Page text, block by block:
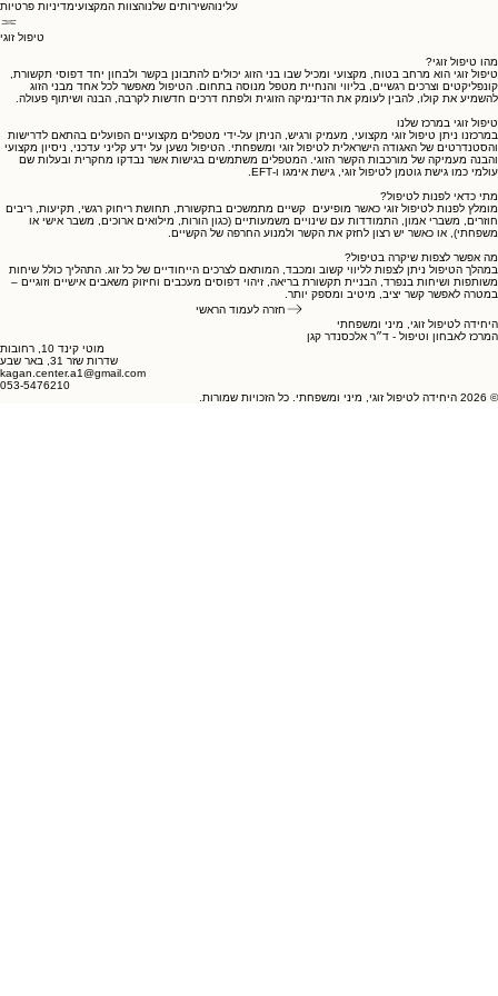
מדיניות פרטיותהצוות המקצועיהשירותים שלנועלינו
טיפול זוגי
מהו טיפול זוגי?
טיפול זוגי הוא מרחב בטוח, מקצועי ומכיל שבו בני הזוג יכולים להתבונן בקשר ולבחון יחד דפוסי תקשורת,
קונפליקטים וצרכים רגשיים, בליווי והנחיית מטפל מנוסה בתחום. הטיפול מאפשר לכל אחד מבני הזוג
להשמיע את קולו, להבין לעומק את הדינמיקה הזוגית ולפתח דרכים חדשות לקרבה, הבנה ושיתוף פעולה.
טיפול זוגי במרכז שלנו
במרכזנו ניתן טיפול זוגי מקצועי, מעמיק ורגיש, הניתן על-ידי מטפלים מקצועיים הפועלים בהתאם לדרישות
והסטנדרטים של האגודה הישראלית לטיפול זוגי ומשפחתי. הטיפול נשען על ידע קליני עדכני, ניסיון מקצועי
והבנה מעמיקה של מורכבות הקשר הזוגי. המטפלים משתמשים בגישות אשר נבדקו מחקרית ובעלות שם
עולמי כמו גישת גוטמן לטיפול זוגי, גישת אימגו ו-EFT.
מתי כדאי לפנות לטיפול?
מומלץ לפנות לטיפול זוגי כאשר מופיעים קשיים מתמשכים בתקשורת, תחושת ריחוק רגשי, תקיעות, ריבים
חוזרים, משברי אמון, התמודדות עם שינויים משמעותיים (כגון הורות, מילואים ארוכים, משבר אישי או
משפחתי), או כאשר יש רצון לחזק את הקשר ולמנוע החרפה של הקשיים.
מה אפשר לצפות שיקרה בטיפול?
במהלך הטיפול ניתן לצפות לליווי קשוב ומכבד, המותאם לצרכים הייחודיים של כל זוג. התהליך כולל שיחות
משותפות ושיחות בנפרד, הבניית תקשורת בריאה, זיהוי דפוסים מעכבים וחיזוק משאבים אישיים וזוגיים –
במטרה לאפשר קשר יציב, מיטיב ומספק יותר.
חזרה לעמוד הראשי
היחידה לטיפול זוגי, מיני ומשפחתי
המרכז לאבחון וטיפול - ד״ר אלכסנדר קגן
מוטי קינד 10, רחובות
שדרות שזר 31, באר שבע
kagan.center.a1@gmail.com
053-5476210
© 2026 היחידה לטיפול זוגי, מיני ומשפחתי. כל הזכויות שמורות.